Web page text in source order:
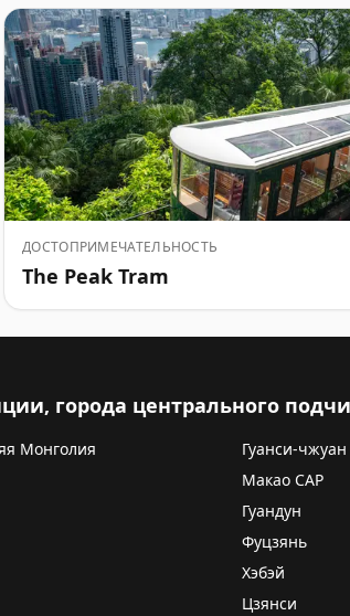
ДОСТОПРИМЕЧАТЕЛЬНОСТЬ
The Peak Tram
города центрального
Монголия Гуанси-чжуан
Макао САР
Гуандун
Фуцзянь
Хэбэй
Цзянси